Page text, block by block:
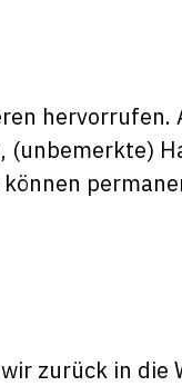
hervorrufen.
(unbemerkte)
zurück in die